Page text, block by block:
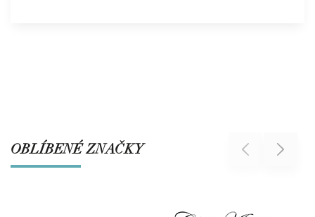
OBLÍBENÉ ZNAČKY Previous Next